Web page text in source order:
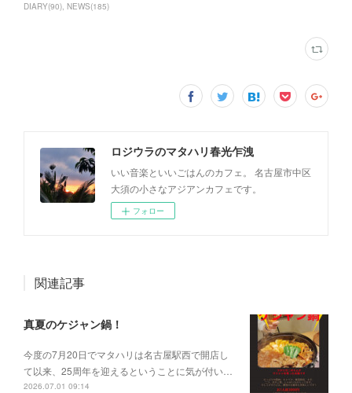
DIARY(90) NEWS(185)
ロジウラのマタハリ春光乍洩
いい音楽といいごはんのカフェ。 名古屋市中区
大須の小さなアジアンカフェです。
フォロー
関連記事
真夏のケジャン鍋！
今度の7月20日でマタハリは名古屋駅西で開店し
て以来、25周年を迎えるということに気が付い…
2026.07.01 09:14